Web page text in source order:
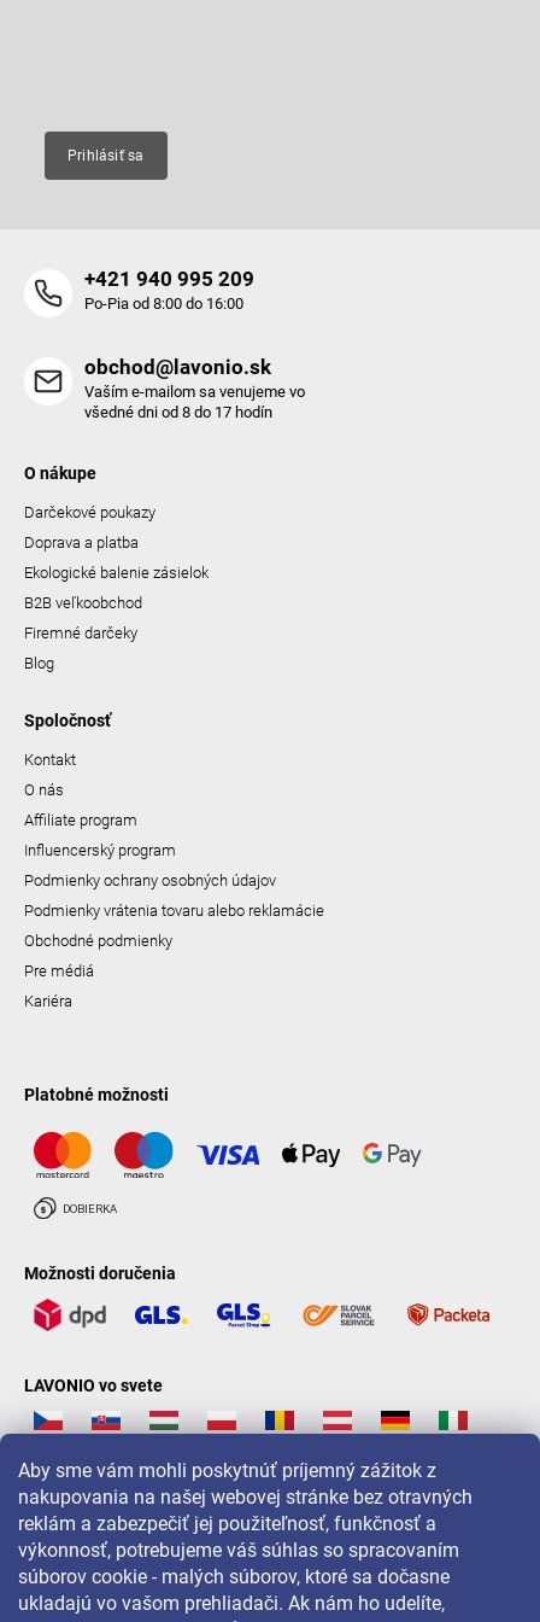
Aby sme vám mohli poskytnúť príjemný zážitok z
nakupovania na našej webovej stránke bez otravných
reklám a zabezpečiť jej použiteľnosť, funkčnosť a
výkonnosť, potrebujeme váš súhlas so spracovaním
súborov cookie - malých súborov, ktoré sa dočasne
ukladajú vo vašom prehliadači. Ak nám ho udelíte,
Prihlásiť sa
+421 940 995 209
Po-Pia od 8:00 do 16:00
obchod@lavonio.sk
Vaším e-mailom sa venujeme vo
všedné dni od 8 do 17 hodín
O nákupe
Darčekové poukazy
Doprava a platba
Ekologické balenie zásielok
B2B veľkoobchod
Firemné darčeky
Blog
Spoločnosť
Kontakt
O nás
Affiliate program
Influencerský program
Podmienky ochrany osobných údajov
Podmienky vrátenia tovaru alebo reklamácie
Obchodné podmienky
Pre médiá
Kariéra
Platobné možnosti
Možnosti doručenia
LAVONIO vo svete
Pre akcie, súťaže a zľavy nás sledujte na: